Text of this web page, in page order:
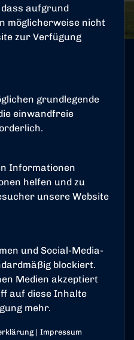
aufgrund
möglicherweise nicht
zur Verfügung
grundlegende
einwandfreie
Informationen
helfen und zu
unsere Website
und Social-Media-
blockiert.
Medien akzeptiert
auf diese Inhalte
mehr.
| Impressum
Mesic
weiter
Mesic hat seinen
verlängert.
Mittelfeldspieler zählt
und
Saison als verlässlicher
seiner
Spielübersicht prägte
nachhaltig.
Arendt:
anderer Vereine, hat
seinen Weg